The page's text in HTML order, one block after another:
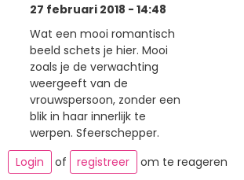
27 februari 2018 - 14:48
Wat een mooi romantisch
beeld schets je hier. Mooi
zoals je de verwachting
weergeeft van de
vrouwspersoon, zonder een
blik in haar innerlijk te
werpen. Sfeerschepper.
Login
of registreer om te reageren